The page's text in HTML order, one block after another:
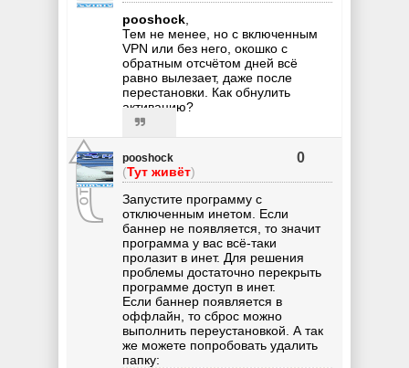
pooshock
Тем не менее, но с включенным
VPN или без него, окошко с
обратным отсчётом дней всё
равно вылезает, даже после
перестановки. Как обнулить
активацию?
pooshock
(Тут живёт)
0
Запустите программу с
отключенным инетом. Если
баннер не появляется, то значит
программа у вас всё-таки
пролазит в инет. Для решения
проблемы достаточно перекрыть
программе доступ в инет.
Если баннер появляется в
оффлайн, то сброс можно
выполнить переустановкой. А так
же можете попробовать удалить
папку: